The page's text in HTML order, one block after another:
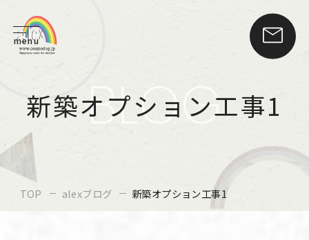
menu
BLOG
新築オプション工事1
TOP alexブログ 新築オプション工事1